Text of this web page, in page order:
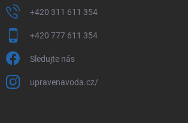
+420 311 611 354
+420 777 611 354
Sledujte nás
upravenavoda.cz/